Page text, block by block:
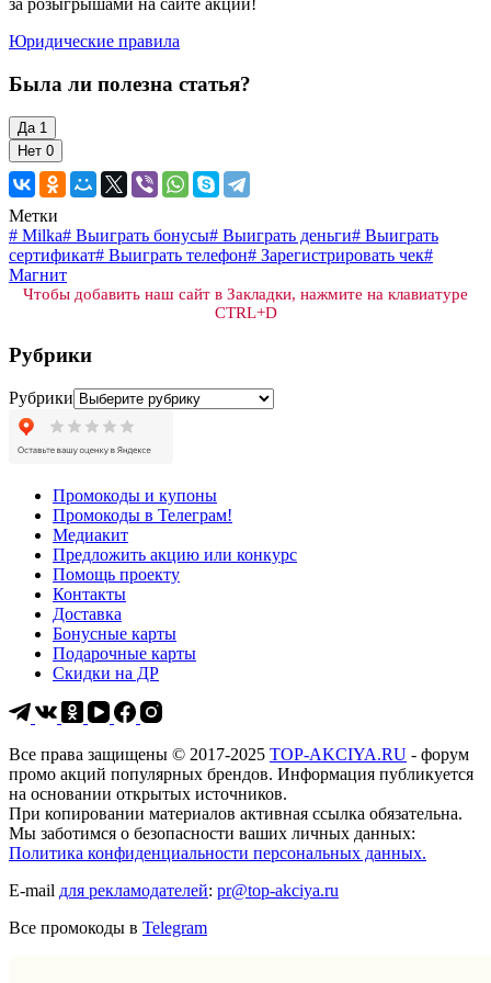
Юридические правила
Была ли полезна статья?
Да 1
Нет 0
Метки
# Milka# Выиграть бонусы# Выиграть деньги# Выиграть
сертификат# Выиграть телефон# Зарегистрировать чек#
Магнит
Чтобы добавить наш сайт в Закладки, нажмите на клавиатуре
CTRL+D
Рубрики
Рубрики
Промокоды и купоны
Промокоды в Телеграм!
Медиакит
Предложить акцию или конкурс
Помощь проекту
Контакты
Доставка
Бонусные карты
Подарочные карты
Скидки на ДР
Все права защищены © 2017-2025 TOP-AKCIYA.RU - форум
промо акций популярных брендов. Информация публикуется
на основании открытых источников.
При копировании материалов активная ссылка обязательна.
Мы заботимся о безопасности ваших личных данных:
Политика конфиденциальности персональных данных.
E-mail для рекламодателей: pr@top-akciya.ru
Все промокоды в Telegram